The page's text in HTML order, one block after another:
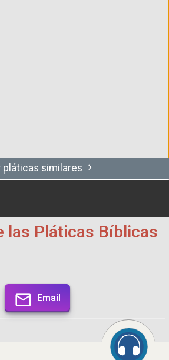
pláticas similares
Pláticas Bíblicas
Email